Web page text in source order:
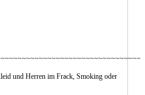
und Herren im Frack, Smoking oder